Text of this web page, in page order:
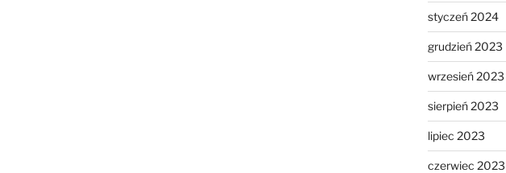
styczeń 2024
grudzień 2023
wrzesień 2023
sierpień 2023
lipiec 2023
czerwiec 2023